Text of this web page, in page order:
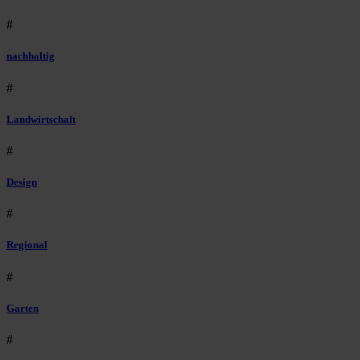
#
nachhaltig
#
Landwirtschaft
#
Design
#
Regional
#
Garten
#